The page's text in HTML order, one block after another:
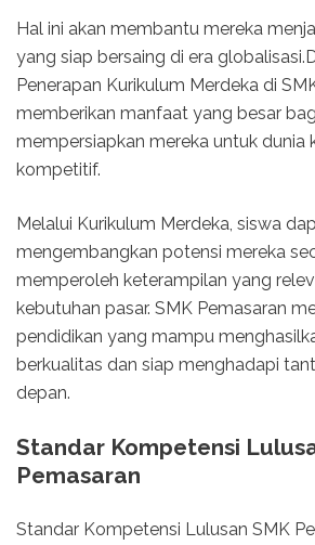
Hal ini akan membantu mereka
yang siap bersaing di era
Penerapan Kurikulum Merdeka di
memberikan manfaat yang besar
mempersiapkan mereka untuk dunia
kompetitif.
Melalui Kurikulum Merdeka, siswa
mengembangkan potensi mereka
memperoleh keterampilan yang
kebutuhan pasar. SMK Pemasaran
pendidikan yang mampu
berkualitas dan siap menghadapi
depan.
Standar Kompetensi
Pemasaran
Standar Kompetensi Lulusan SMK